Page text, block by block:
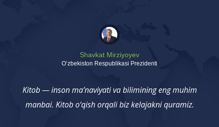
Shavkat Mirziyoyev
Oʻzbekiston Respublikasi Prezidenti
Kitob — inson ma’naviyati va bilimining eng muhim
manbai. Kitob o‘qish orqali biz kelajakni quramiz.